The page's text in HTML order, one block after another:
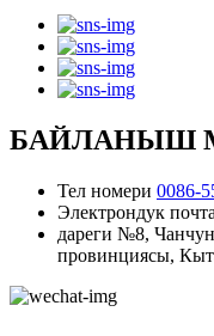
БАЙЛАНЫШ
Тел номери 0086-
Электрондук
дареги №8,
провинциясы,